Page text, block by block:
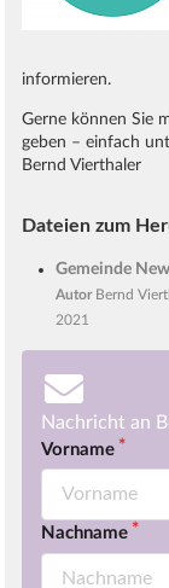
informieren.
Gerne können Sie
geben – einfach
Bernd Vierthaler
Dateien zum
Gemeinde
Autor Bernd
2021
Nachricht an
Vorname
Nachname